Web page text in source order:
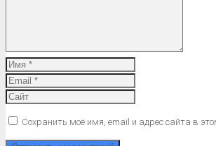
Сохранить моё имя, email и адрес сайта в